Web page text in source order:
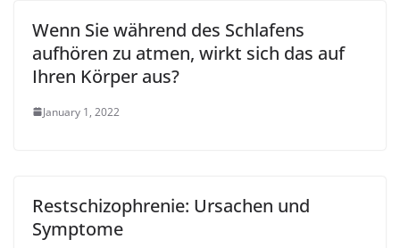
Wenn Sie während des Schlafens
aufhören zu atmen, wirkt sich das auf
Ihren Körper aus?
January 1, 2022
Restschizophrenie: Ursachen und
Symptome